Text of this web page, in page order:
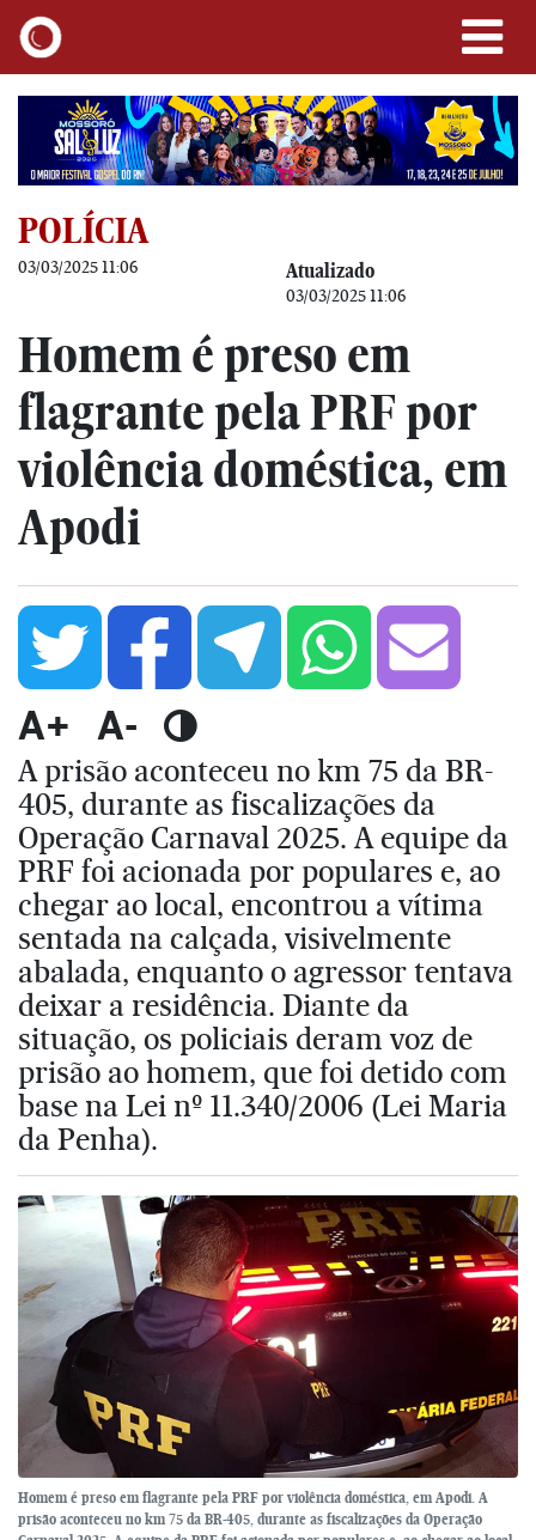
POLÍCIA
03/03/2025 11:06 Atualizado
03/03/2025 11:06
Homem é preso em
flagrante pela PRF por
violência doméstica, em
Apodi
A+ A-
A prisão aconteceu no km 75 da BR-
405, durante as fiscalizações da
Operação Carnaval 2025. A equipe da
PRF foi acionada por populares e, ao
chegar ao local, encontrou a vítima
sentada na calçada, visivelmente
abalada, enquanto o agressor tentava
deixar a residência. Diante da
situação, os policiais deram voz de
prisão ao homem, que foi detido com
base na Lei nº 11.340/2006 (Lei Maria
da Penha).
Homem é preso em flagrante pela PRF por violência doméstica, em Apodi. A
prisão aconteceu no km 75 da BR-405, durante as fiscalizações da Operação